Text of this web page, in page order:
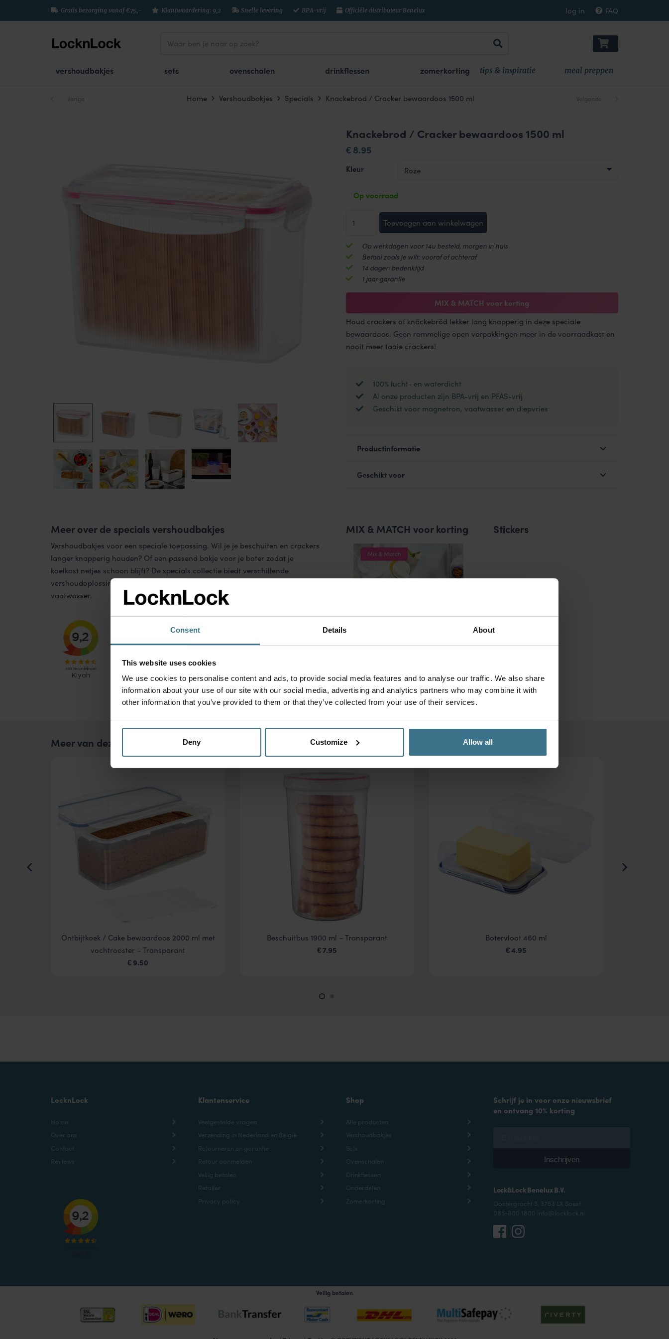
Consent Details About
This website uses cookies
We use cookies to personalise content and ads, to provide social media features and to analyse our traffic. We also share
information about your use of our site with our social media, advertising and analytics partners who may combine it with
other information that you’ve provided to them or that they’ve collected from your use of their services.
Deny Customize Allow all
Gratis bezorging vanaf €75,- Klantwaardering: 9,2 Snelle levering BPA-vrij Officiële distributeur Benelux log in FAQ
vershoudbakjes sets ovenschalen drinkflessen zomerkorting tips & inspiratie meal preppen
Vorige Home Vershoudbakjes Specials Knackebrod / Cracker bewaardoos 1500 ml Volgende
Knackebrod / Cracker bewaardoos 1500 ml
€ 8.95
Kleur
Op voorraad
Knackebrod
Cracker
bewaardoos
1500
ml
aantal
Toevoegen aan winkelwagen
Op werkdagen voor 14u besteld, morgen in huis
Betaal zoals je wilt: vooraf of achteraf
14 dagen bedenktijd
1 jaar garantie
MIX & MATCH voor korting
Houd crackers of knäckebröd lekker lang knapperig in deze speciale
bewaardoos. Geen rommelige open verpakkingen meer in de voorraadkast en
nooit meer taaie crackers!
100% lucht- en waterdicht
Al onze producten zijn BPA-vrij en PFAS-vrij
Geschikt voor magnetron, vaatwasser en diepvries
Productinformatie
Geschikt voor
Meer over de specials vershoudbakjes
Vershoudbakjes voor een speciale toepassing. Wil je je beschuiten en crackers
langer knapperig houden? Of een passend bakje voor je boter zodat je
koelkast netjes schoon blijft? De specials collectie biedt verschillende
vershoudoplossingen. BPA-vrij en geschikt voor magnetron, diepvries en
vaatwasser.
MIX & MATCH voor korting
ontbijt
Vanaf:€14.85 Oorspronkelijke
prijs
€14.85.
€13.37Huidige
prijs
€13.37.
Stickers
Meer van deze collectie
Ontbijtkoek / Cake bewaardoos 2000 ml met
vochtrooster – Transparant
€ 9.50
Beschuitbus 1900 ml – Transparant
€ 7.95
Botervloot 460 ml
€4.95
LocknLock
Home
Over ons
Contact
Reviews
Klantenservice
Veelgestelde vragen
Verzending in Nederland en België
Retourneren en garantie
Retour aanmelden
Veilig betalen
Retailer
Privacy policy
Shop
Alle producten
Vershoudbakjes
Sets
Ovenschalen
Drinkflessen
Onderdelen
Zomerkorting
Schrijf je in voor onze nieuwsbrief
en ontvang 10% korting
Lock&Lock Benelux B.V.
Oostergracht 3, 3763 LX Soest
085-800 1800 info@locklock.nl
Veilig betalen